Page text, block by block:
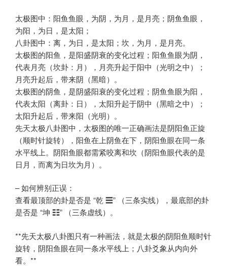
太极图中：阳鱼鱼眼，为阴，为月，是月亮；阴鱼鱼眼，
为阳，为日，是太阳；
八卦图中：离，为日，是太阳；坎，为月，是月亮。
太极图的阳鱼，是阳盛阴衰的变化过程；阳鱼鱼眼为阴，
代表月亮（坎卦：月），月亮升起于阳中（光明之中）；
月亮升起后，带来阴（黑暗）。
太极图的阴鱼，是阴盛阳衰的变化过程；阴鱼鱼眼为阳，
代表太阳（离卦：日），太阳升起于阴中（黑暗之中）；
太阳升起后，带来阳（光明）。
先天太极八卦图中，太极图的唯一正确画法是阴阳鱼正旋
（顺时针旋转），阳鱼在上阴鱼在下，阴阳鱼眼在同一条
水平线上。阴阳鱼眼都需紧咬离和坎（阴阳鱼眼代表的是
日月，而离为日坎为月）。
– 如何辨别正误：
查看最顶部的卦是否是 “乾 ☰” （三条实线），最底部的卦
是否是 “坤 ☷” （三条虚线）。
**先天太极八卦图只有一种画法，就是太极的阴阳鱼顺时针
旋转，阴阳鱼眼在同一条水平线上；八卦爻象从内向外
看。**